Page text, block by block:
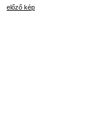
előző kép